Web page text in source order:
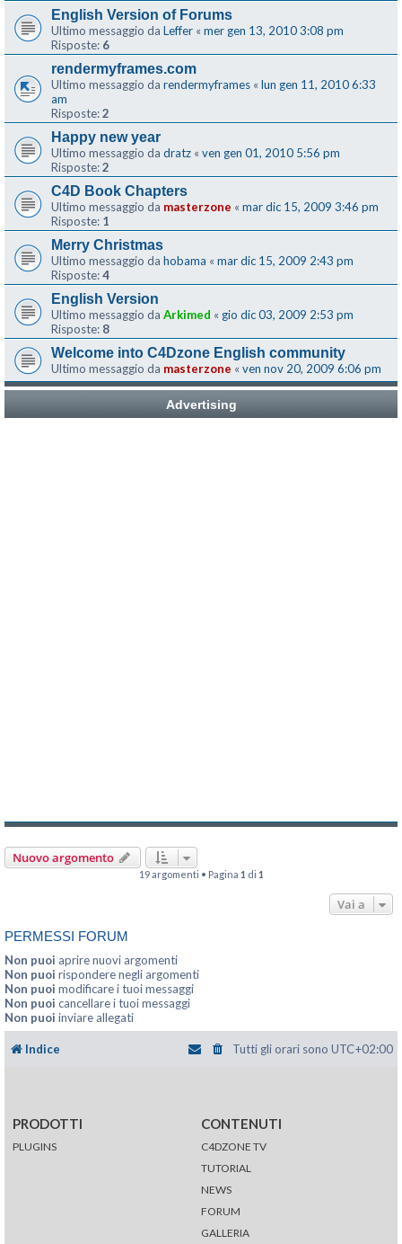
English Version of Forums
Ultimo messaggio da Leffer « mer gen 13, 2010 3:08 pm
Risposte: 6
rendermyframes.com
Ultimo messaggio da rendermyframes « lun gen 11, 2010 6:33
am
Risposte:2
Happy new year
Ultimo messaggio da dratz « ven gen 01, 2010 5:56 pm
Risposte:2
C4D Book Chapters
Ultimo messaggio da masterzone « mar dic 15, 2009 3:46 pm
Risposte: 1
Merry Christmas
Ultimo messaggio da hobama « mar dic 15, 2009 2:43 pm
Risposte:4
English Version
Ultimo messaggio da Arkimed « gio dic 03, 2009 2:53 pm
Risposte: 8
Welcome into C4Dzone English community
Ultimo messaggio da masterzone « ven nov 20, 2009 6:06 pm
Advertising
Nuovo argomento
19 argomenti • Pagina 1 di 1
Vai a
PERMESSI FORUM
Non puoi aprire nuovi argomenti
Non puoi rispondere negli argomenti
Non puoi modificare i tuoi messaggi
Non puoi cancellare i tuoi messaggi
Non puoi inviare allegati
Indice Tutti gli orari sono UTC+02:00
PRODOTTI
PLUGINS
CONTENUTI
C4DZONE TV
TUTORIAL
NEWS
FORUM
GALLERIA